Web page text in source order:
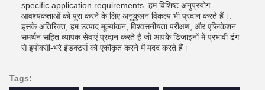
specific application requirements. हम विशिष्ट अनुप्रयोग
आवश्यकताओं को पूरा करने के लिए अनुकूलन विकल्प भी प्रदान करते हैं।.
इसके अतिरिक्त, हम उत्पाद मूल्यांकन, विश्वसनीयता परीक्षण, और एप्लिकेशन
समर्थन सहित व्यापक सेवाएं प्रदान करते हैं जो आपके डिजाइनों में प्रभावी ढंग
से इपोक्सी-भरे इंडक्टर्स को एकीकृत करने में मदद करते हैं।
Tags: